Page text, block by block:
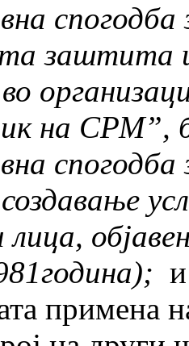
заштита
на СРМ”,
спогодба
лица,
примена